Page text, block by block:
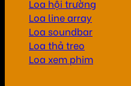
Loa hội trường
Loa line array
Loa soundbar
Loa thả treo
Loa xem phim